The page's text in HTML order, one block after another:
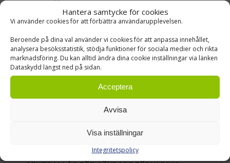
Hantera samtycke för cookies
Vi använder cookies för att förbättra användarupplevelsen.
Beroende på dina val använder vi cookies för att anpassa innehållet,
analysera besöksstatistik, stödja funktioner för sociala medier och rikta
marknadsföring. Du kan alltid ändra dina cookie inställningar via länken
Dataskydd längst ned på sidan.
Acceptera
Avvisa
Visa inställningar
Integritetspolicy
lådorna. Den lägre belastningsklassen räcker
ofta för blandad verktygsförvaring,
förbrukningsmaterial och lättare
komponenter. Den kraftigare modellen är
lämplig när lådorna ska fyllas med tyngre
metalldelar, reservdelar, fixturer eller
mätutrustning. Oavsett modell är det klokt att
planera placeringen av tunga artiklar i de
lägre lådorna, eftersom det ger en stabilare